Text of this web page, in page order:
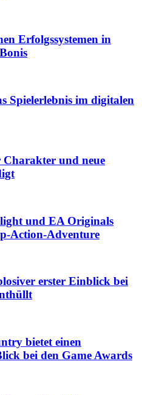
Erfolgssystemen in
Spielerlebnis im digitalen
und neue
und EA Originals
Action-Adventure
erster Einblick bei
bietet einen
bei den Game Awards